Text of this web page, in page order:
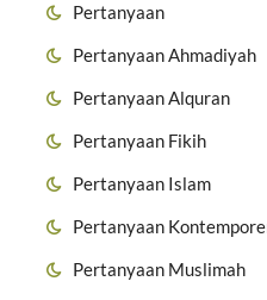
Pertanyaan
Pertanyaan Ahmadiyah
Pertanyaan Alquran
Pertanyaan Fikih
Pertanyaan Islam
Pertanyaan
Pertanyaan Muslimah